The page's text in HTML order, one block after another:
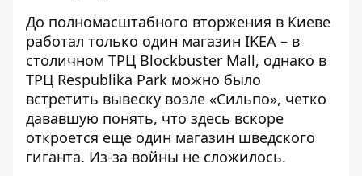
До полномасштабного вторжения в Киеве
работал только один магазин IKEA – в
столичном ТРЦ Blockbuster Mall, однако в
ТРЦ Respublika Park можно было
встретить вывеску возле «Сильпо», четко
дававшую понять, что здесь вскоре
откроется еще один магазин шведского
гиганта. Из-за войны не сложилось.